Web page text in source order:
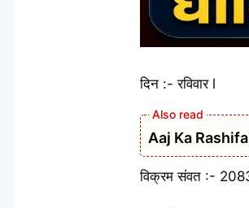
दिन :- रविवार l
Aaj Ka Rashifal
विक्रम संवत :-